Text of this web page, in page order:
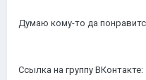
Думаю кому-то да
Ссылка на группу ВКонтакте: